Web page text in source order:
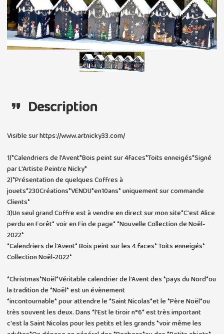
Description
Visible sur https://www.artnicky33.com/
1)*Calendriers de l'Avent*Bois peint sur 4faces*Toits enneigés*Signé
par L'Artiste Peintre Nicky*
2)*Présentation de quelques Coffres à
jouets*230Créations*VENDU*en10ans* uniquement sur commande
Clients*
3)Un seul grand Coffre est à vendre en direct sur mon site*C'est Alice
perdu en Forêt* voir en Fin de page* *Nouvelle Collection de Noël-
2022*
*Calendriers de l'Avent* Bois peint sur les 4 faces* Toits enneigés*
Collection Noël-2022*
*Christmas*Noël*Véritable calendrier de l'Avent des *pays du Nord*ou
la tradition de *Noël* est un évènement
*incontournable* pour attendre le *Saint Nicolas*et le *Père Noël*ou
très souvent les deux. Dans *l'Est le tiroir n°6* est très important
c'est la Saint Nicolas pour les petits et les grands *voir même les